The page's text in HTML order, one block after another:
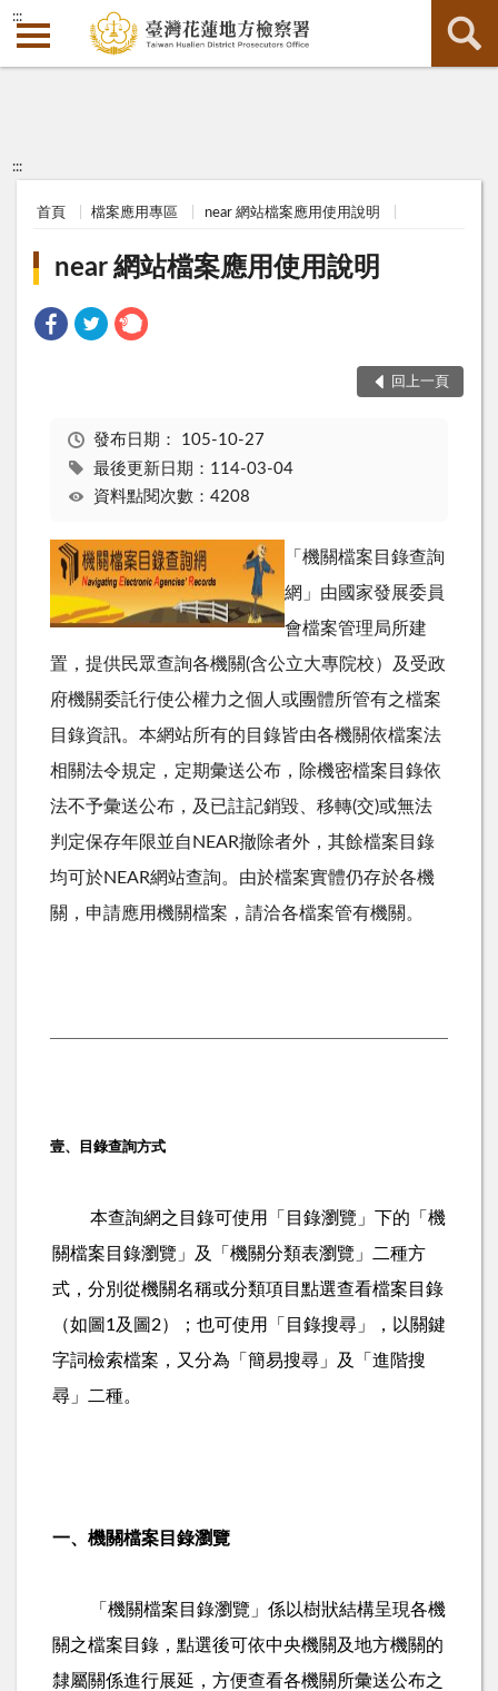
:::
:::
首頁 檔案應用專區 near 網站檔案應用使用說明
near 網站檔案應用使用說明
回上一頁
發布日期： 105-10-27
最後更新日期：114-03-04
資料點閱次數：4208
「機關檔案目錄查詢
網」由國家發展委員
會檔案管理局所建
置，提供民眾查詢各機關(含公立大專院校）及受政
府機關委託行使公權力之個人或團體所管有之檔案
目錄資訊。本網站所有的目錄皆由各機關依檔案法
相關法令規定，定期彙送公布，除機密檔案目錄依
法不予彙送公布，及已註記銷毀、移轉(交)或無法
判定保存年限並自NEAR撤除者外，其餘檔案目錄
均可於NEAR網站查詢。由於檔案實體仍存於各機
關，申請應用機關檔案，請洽各檔案管有機關。
壹、目錄查詢方式
本查詢網之目錄可使用「目錄瀏覽」下的「機
關檔案目錄瀏覽」及「機關分類表瀏覽」二種方
式，分別從機關名稱或分類項目點選查看檔案目錄
（如圖 1 及圖 2）；也可使用「目錄搜尋」，以關鍵
字詞檢索檔案，又分為「簡易搜尋」及「進階搜
尋」二種。
一、機關檔案目錄瀏覽
「機關檔案目錄瀏覽」係以樹狀結構呈現各機
關之檔案目錄，點選後可依中央機關及地方機關的
隸屬關係進行展延，方便查看各機關所彙送公布之